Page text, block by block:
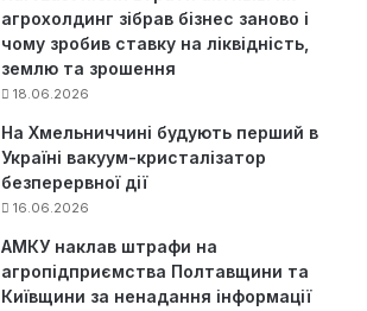
агрохолдинг зібрав бізнес заново і
чому зробив ставку на ліквідність,
землю та зрошення
18.06.2026
На Хмельниччині будують перший в
Україні вакуум-кристалізатор
безперервної дії
16.06.2026
АМКУ наклав штрафи на
агропідприємства Полтавщини та
Київщини за ненадання інформації